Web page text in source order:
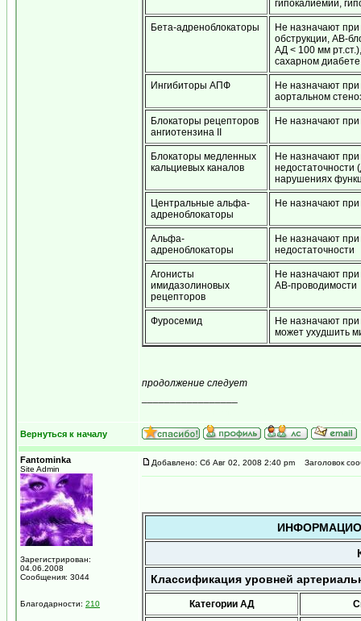
гипокалиемии,
Бета-адреноблокаторы
Не назначают при
обструкции, АВ-
АД < 100 мм
сахарном
Ингибиторы АПФ
Не назначают
аортальном
Блокаторы рецепторов
ангиотензина II
Не назначают
Блокаторы медленных
кальциевых каналов
Не назначают
недостаточности
нарушениях
Центральные альфа-
адреноблокаторы
Не назначают
Альфа-
адреноблокаторы
Не назначают при
недостаточности
Агонисты
имидазолиновых
рецепторов
Не назначают
АВ-проводимости
Фуросемид
Не назначают при
может ухудшить
продолжение следует
Вернуться к началу
Fantominka
Site Admin
Зарегистрирован:
04.06.2008
Сообщения: 3044
Благодарности: 210
Добавлено: Сб Авг 02, 2008 2:40 pm Заголовок
Классификация уровней
Категории АД